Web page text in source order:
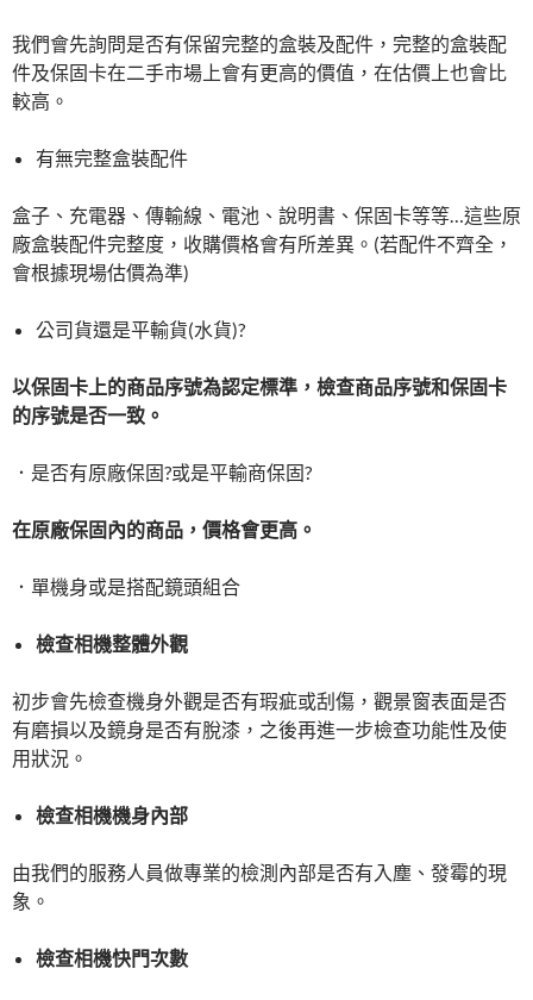
我們會先詢問是否有保留完整的盒裝及配件，完整的盒裝配
件及保固卡在二手市場上會有更高的價值，在估價上也會比
較高。
有無完整盒裝配件
盒子、充電器、傳輸線、電池、說明書、保固卡等等…這些原
廠盒裝配件完整度，收購價格會有所差異。(若配件不齊全，
會根據現場估價為準)
公司貨還是平輸貨(水貨)?
以保固卡上的商品序號為認定標準，檢查商品序號和保固卡
的序號是否一致。
．是否有原廠保固?或是平輸商保固?
在原廠保固內的商品，價格會更高。
．單機身或是搭配鏡頭組合
檢查相機整體外觀
初步會先檢查機身外觀是否有瑕疵或刮傷，觀景窗表面是否
有磨損以及鏡身是否有脫漆，之後再進一步檢查功能性及使
用狀況。
檢查相機機身內部
由我們的服務人員做專業的檢測內部是否有入塵、發霉的現
象。
檢查相機快門次數